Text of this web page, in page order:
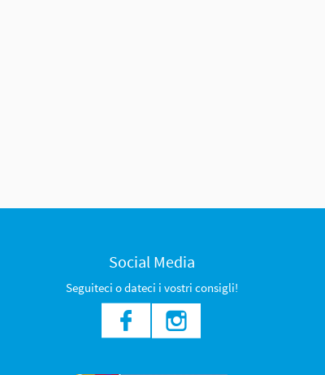
Social Media
Seguiteci o dateci i vostri consigli!